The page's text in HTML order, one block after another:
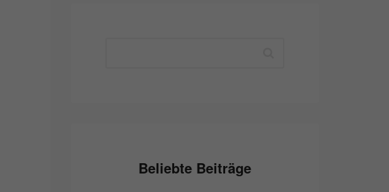
Beliebte Beiträge